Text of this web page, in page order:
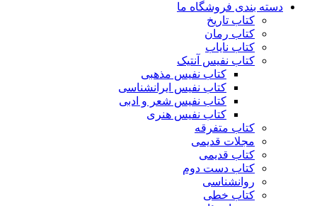
دسته بندی فروشگاه ما
کتاب تاریخ
کتاب رمان
کتاب نایاب
کتاب نفیس آنتیک
کتاب نفیس مذهبی
کتاب نفیس ایرانشناسی
کتاب نفیس شعر و ادبی
کتاب نفیس هنری
کتاب متفرقه
مجلات قدیمی
کتاب قدیمی
کتاب دست دوم
روانشناسی
کتاب خطی